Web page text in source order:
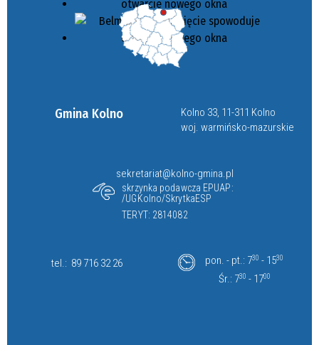
Gmina Kolno
Kolno 33, 11-311 Kolno
woj. warmińsko-mazurskie
sekretariat@kolno-gmina.pl
skrzynka podawcza EPUAP:
/UGKolno/SkrytkaESP
TERYT: 2814082
tel.: 89 716 32 26 pon. - pt.: 730 - 1530
Śr.: 730 - 1700